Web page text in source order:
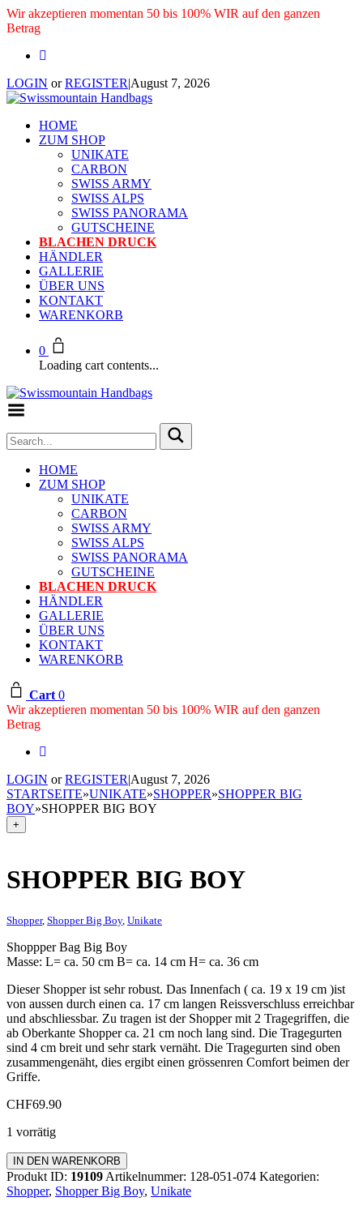
Wir akzeptieren momentan 50 bis 100% WIR auf den ganzen
Betrag
LOGIN orREGISTER|August 7, 2026
HOME
ZUM SHOP
UNIKATE
CARBON
SWISS ARMY
SWISS ALPS
SWISS PANORAMA
GUTSCHEINE
BLACHEN DRUCK
HÄNDLER
GALLERIE
ÜBER UNS
KONTAKT
WARENKORB
0
Loading cart contents...
HOME
ZUM SHOP
UNIKATE
CARBON
SWISS ARMY
SWISS ALPS
SWISS PANORAMA
GUTSCHEINE
BLACHEN DRUCK
HÄNDLER
GALLERIE
ÜBER UNS
KONTAKT
WARENKORB
Cart 0
Wir akzeptieren momentan 50 bis 100% WIR auf den ganzen
Betrag
LOGIN orREGISTER|August 7, 2026
STARTSEITE»UNIKATE»SHOPPER»SHOPPER BIG
BOY»SHOPPER BIG BOY
+
SHOPPER BIG BOY
Shopper, Shopper Big Boy, Unikate
Shoppper Bag Big Boy
Masse: L= ca. 50 cm B= ca. 14 cm H= ca. 36 cm
Dieser Shopper ist sehr robust. Das Innenfach ( ca. 19 x 19 cm )ist
von aussen durch einen ca. 17 cm langen Reissverschluss erreichbar
und abschliessbar. Zu tragen ist der Shopper mit 2 Tragegriffen, die
ab Oberkante Shopper ca. 21 cm noch lang sind. Die Tragegurten
sind 4 cm breit und sehr stark vernäht. Die Tragegurten sind oben
zusammengenäht, dies ergibt einen grössenren Comfort beimen der
Griffe.
CHF69.90
1 vorrätig
Shopper
Big
Boy
Menge
IN DEN WARENKORB
Produkt ID: 19109 Artikelnummer: 128-051-074 Kategorien:
Shopper, Shopper Big Boy, Unikate